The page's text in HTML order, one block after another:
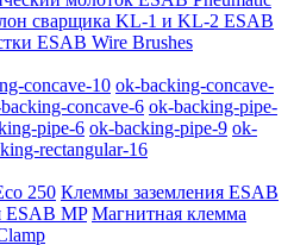
сварщика KL-1 и KL-2 ESAB
ESAB Wire Brushes
concave-10 ok-backing-concave-
concave-6 ok-backing-pipe-
pipe-6 ok-backing-pipe-9 ok-
rectangular-16
250 Клеммы заземления ESAB
ESAB MP Магнитная клемма